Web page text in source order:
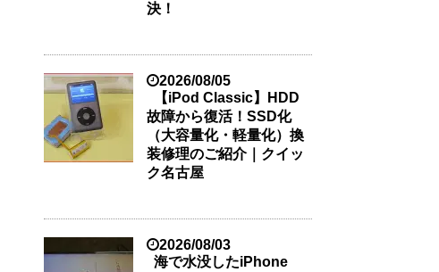
決！
2026/08/05
【iPod Classic】HDD
故障から復活！SSD化
（大容量化・軽量化）換
装修理のご紹介｜クイッ
ク名古屋
2026/08/03
海で水没したiPhone